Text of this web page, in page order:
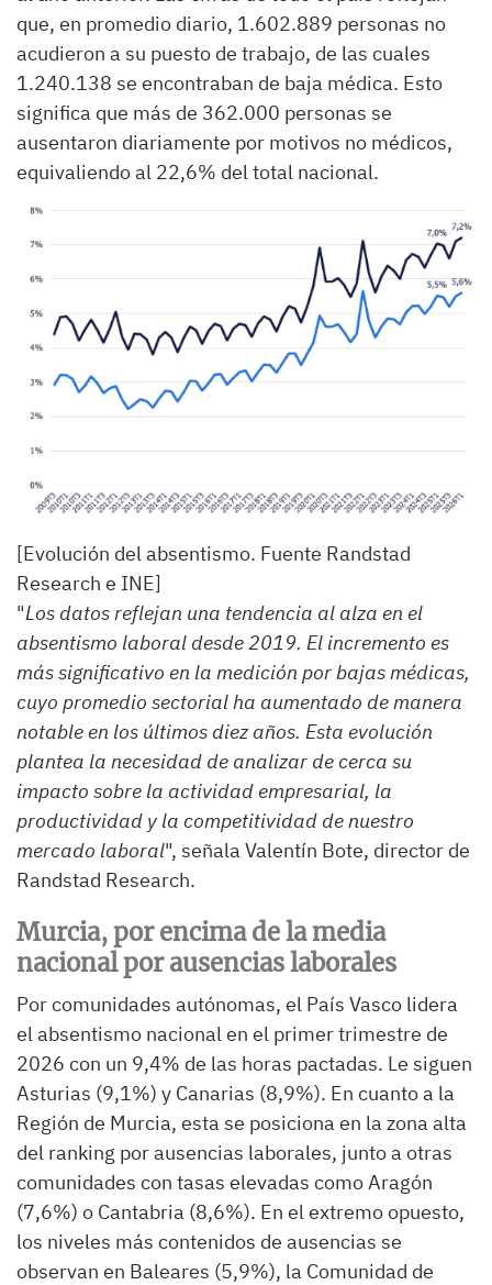
que, en promedio diario, 1.602.889 personas no
acudieron a su puesto de trabajo, de las cuales
1.240.138 se encontraban de baja médica. Esto
significa que más de 362.000 personas se
ausentaron diariamente por motivos no médicos,
equivaliendo al 22,6% del total nacional.
[Evolución del absentismo. Fuente Randstad
Research e INE]
"Los datos reflejan una tendencia al alza en el
absentismo laboral desde 2019. El incremento es
más significativo en la medición por bajas médicas,
cuyo promedio sectorial ha aumentado de manera
notable en los últimos diez años. Esta evolución
plantea la necesidad de analizar de cerca su
impacto sobre la actividad empresarial, la
productividad y la competitividad de nuestro
mercado laboral", señala Valentín Bote, director de
Randstad Research.
Murcia, por encima de la media
nacional por ausencias laborales
Por comunidades autónomas, el País Vasco lidera
el absentismo nacional en el primer trimestre de
2026 con un 9,4% de las horas pactadas. Le siguen
Asturias (9,1%) y Canarias (8,9%). En cuanto a la
Región de Murcia, esta se posiciona en la zona alta
del ranking por ausencias laborales, junto a otras
comunidades con tasas elevadas como Aragón
(7,6%) o Cantabria (8,6%). En el extremo opuesto,
los niveles más contenidos de ausencias se
observan en Baleares (5,9%), la Comunidad de